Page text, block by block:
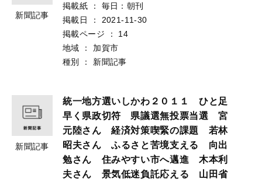
新聞記事
掲載紙 ：
毎日：朝刊
掲載日
：
2021-11-30
掲載ページ
：
14
地域
：
加賀市
種別
： 新聞記事
新聞記事
統一地方選いしかわ２０１１ ひと足
早く県政切符 県議選無投票当選 宮
元陸さん 経済対策喫緊の課題 若林
昭夫さん ふるさと苦境支える 向出
勉さん 住みやすい市へ邁進 木本利
夫さん 景気低迷負託応える 山田省